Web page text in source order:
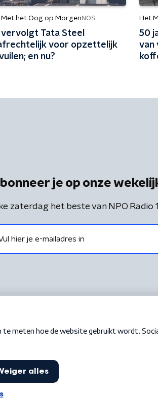
Met het Oog op Morgen NOS
vervolgt Tata Steel
voor opzettelijk
en nu?
Het
50
van
je op onze
zaterdag het beste van NPO Radio